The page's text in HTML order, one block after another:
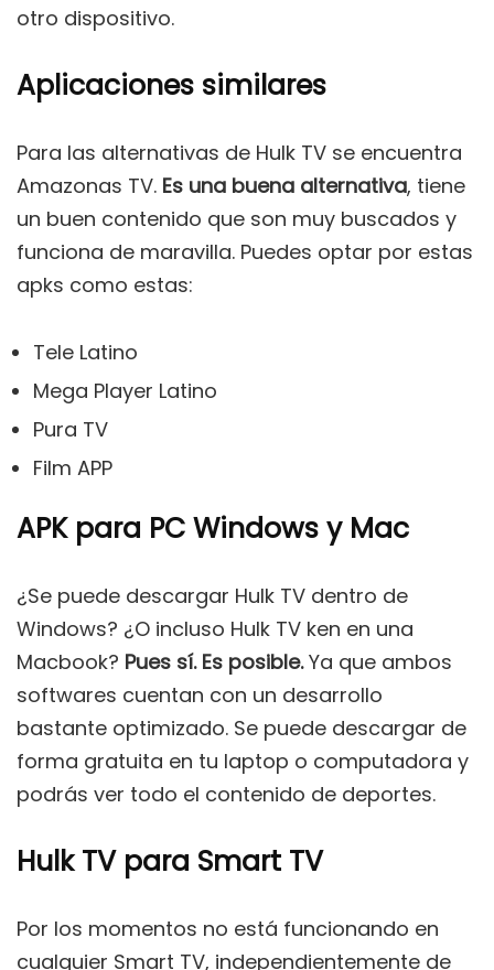
otro dispositivo.
Aplicaciones similares
Para las alternativas de Hulk TV se encuentra
Amazonas TV. Es una buena alternativa, tiene
un buen contenido que son muy buscados y
funciona de maravilla. Puedes optar por estas
apks como estas:
Tele Latino
Mega Player Latino
Pura TV
Film APP
APK para PC Windows y Mac
¿Se puede descargar Hulk TV dentro de
Windows? ¿O incluso Hulk TV ken en una
Macbook? Pues sí. Es posible.Ya que ambos
softwares cuentan con un desarrollo
bastante optimizado. Se puede descargar de
forma gratuita en tu laptop o computadora y
podrás ver todo el contenido de deportes.
Hulk TV para Smart TV
Por los momentos no está funcionando en
cualquier Smart TV, independientemente de